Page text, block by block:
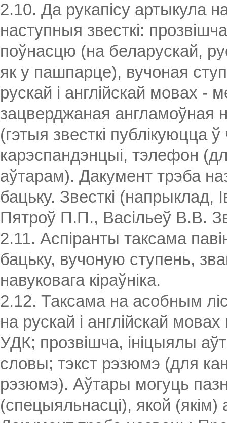
2.10. Да рукапісу артыкула
наступныя звесткі:
поўнасцю (на беларускай,
як у пашпарце), вучоная
рускай і англійскай мовах
зацверджаная англамоўная
(гэтыя звесткі публікуюцца
карэспандэнцыі, тэлефон
аўтарам). Дакумент трэба
бацьку. Звесткі (напрыклад,
Пятроў П.П., Васільеў В.В.
2.11. Аспіранты таксама
бацьку, вучоную ступень,
навуковага кіраўніка.
2.12. Таксама на асобным
на рускай і англійскай
УДК; прозвішча, ініцыялы
словы; тэкст рэзюмэ (для
рэзюмэ). Аўтары могуць
(спецыяльнасці), якой